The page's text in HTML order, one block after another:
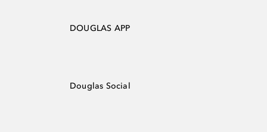
DOUGLAS APP
Douglas Social